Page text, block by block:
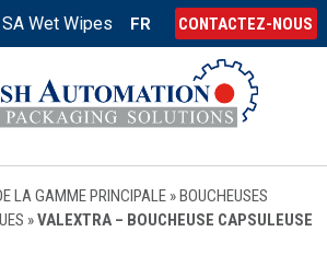
SA Wet Wipes FR CONTACTEZ-NOUS
LA GAMME PRINCIPALE»BOUCHEUSES
»VALEXTRA – BOUCHEUSE CAPSULEUSE